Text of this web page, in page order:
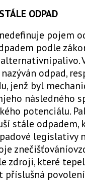
ODPAD
pojem
podle
odpad,
jenž byl
následného
potenciálu.
stále odpadem,
legislativy
zdroji, které
příslušná